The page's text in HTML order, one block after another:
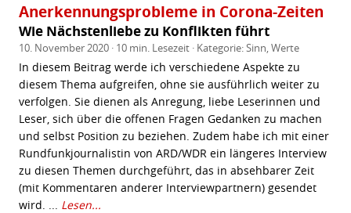
Anerkennungsprobleme in Corona-Zeiten
Wie Nächstenliebe zu Konflikten führt
10. November 2020 · 10 min. Lesezeit · Kategorie:Sinn,Werte
In diesem Beitrag werde ich verschiedene Aspekte zu
diesem Thema aufgreifen, ohne sie ausführlich weiter zu
verfolgen. Sie dienen als Anregung, liebe Leserinnen und
Leser, sich über die offenen Fragen Gedanken zu machen
und selbst Position zu beziehen. Zudem habe ich mit einer
Rundfunkjournalistin von ARD/WDR ein längeres Interview
zu diesen Themen durchgeführt, das in absehbarer Zeit
(mit Kommentaren anderer Interviewpartnern) gesendet
wird. ... Lesen...